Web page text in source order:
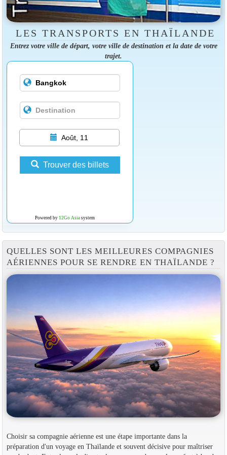
LES TRANSPORTS EN THAÏLANDE
Entrez votre ville de départ, votre ville de destination et la date de votre
trajet.
Août, 11
Trouver des billets
Powered by 12Go Asiasystem
QUELLES SONT LES MEILLEURES COMPAGNIES
AÉRIENNES POUR SE RENDRE EN THAÏLANDE ?
Choisir sa compagnie aérienne est une étape importante dans la
préparation d'un voyage en Thaïlande et souvent décisive pour maîtriser